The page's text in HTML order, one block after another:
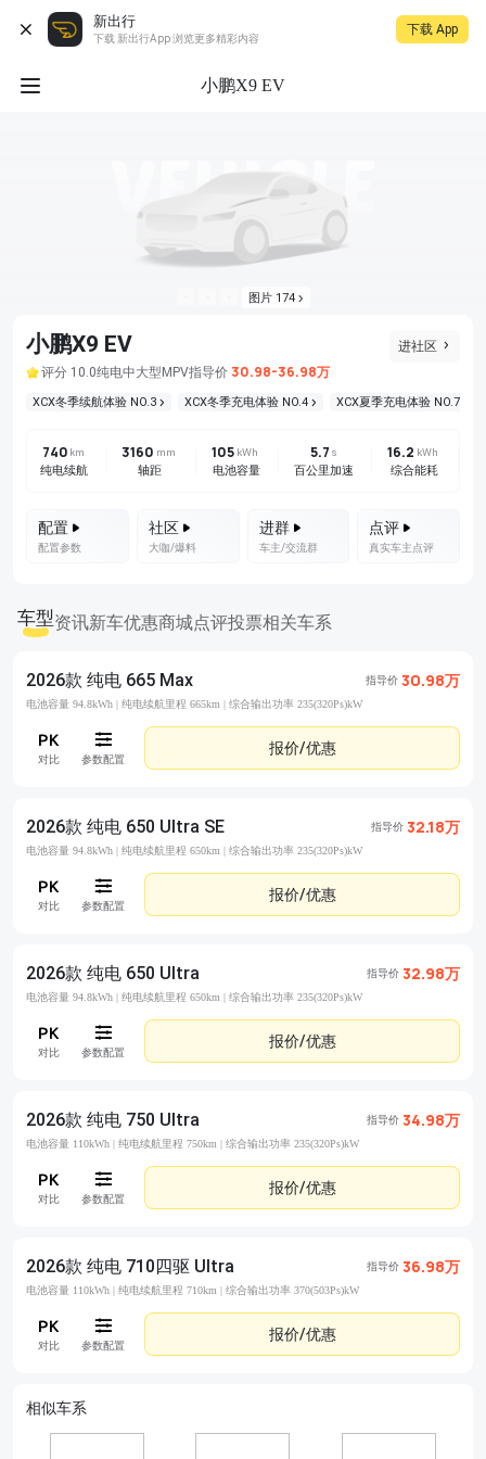
新出行
下载 新出行App 浏览更多精彩内容
下载 App
小鹏X9 EV
图片 174
进社区
小鹏X9 EV
评分 10.0纯电中大型MPV指导价 30.98-36.98万
XCX冬季续航体验 NO.3 XCX冬季充电体验 NO.4 XCX夏季充电体验 NO.7
740 km
纯电续航
3160 mm
轴距
105 kWh
电池容量
5.7 s
百公里加速
16.2 kWh
综合能耗
配置
配置参数
社区
大咖/爆料
进群
车主/交流群
点评
真实车主点评
车型资讯新车优惠商城点评投票相关车系
2026款 纯电 665 Max 指导价 30.98万
电池容量 94.8kWh | 纯电续航里程 665km | 综合输出功率 235(320Ps)kW
对比 参数配置
报价/优惠
2026款 纯电 650 Ultra SE 指导价 32.18万
电池容量 94.8kWh | 纯电续航里程 650km | 综合输出功率 235(320Ps)kW
对比 参数配置
报价/优惠
2026款 纯电 650 Ultra 指导价 32.98万
电池容量 94.8kWh | 纯电续航里程 650km | 综合输出功率 235(320Ps)kW
对比 参数配置
报价/优惠
2026款 纯电 750 Ultra 指导价 34.98万
电池容量 110kWh | 纯电续航里程 750km | 综合输出功率 235(320Ps)kW
对比 参数配置
报价/优惠
2026款 纯电 710四驱 Ultra 指导价 36.98万
电池容量 110kWh | 纯电续航里程 710km | 综合输出功率 370(503Ps)kW
对比 参数配置
报价/优惠
相似车系